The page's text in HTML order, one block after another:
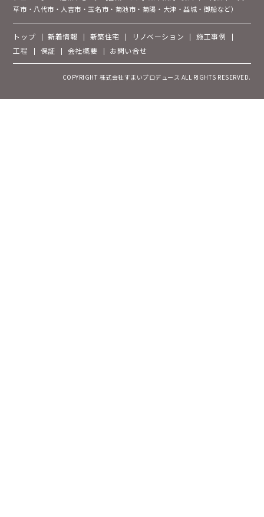
草市・八代市・人吉市・玉名市・菊池市・菊陽・大津・益城・御船など）
トップ 新着情報 新築住宅 リノベーション
施工事例
工程
保証 会社概要 お問い合せ
COPYRIGHT 株式会社すまいプロデュース ALL RIGHTS RESERVED.